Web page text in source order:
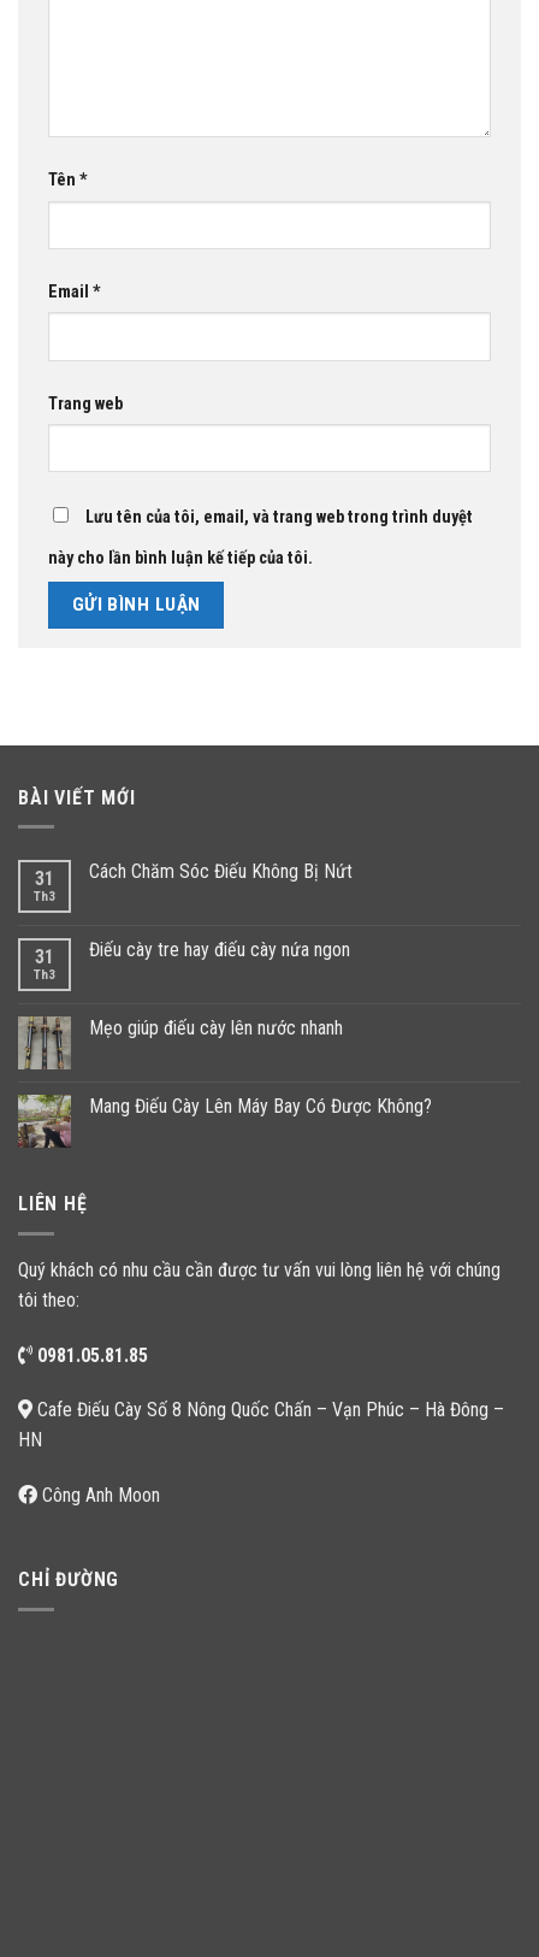
Tên *
Email *
Trang web
Lưu tên của tôi, email, và trang web trong trình duyệt
này cho lần bình luận kế tiếp của tôi.
BÀI VIẾT MỚI
31
Th3
Cách Chăm Sóc Điếu Không Bị Nứt
31
Th3
Điếu cày tre hay điếu cày nứa ngon
Mẹo giúp điếu cày lên nước nhanh
Mang Điếu Cày Lên Máy Bay Có Được Không?
LIÊN HỆ
Quý khách có nhu cầu cần được tư vấn vui lòng liên hệ với chúng
tôi theo:
0981.05.81.85
Cafe Điếu Cày Số 8 Nông Quốc Chấn – Vạn Phúc – Hà Đông –
HN
Công Anh Moon
CHỈ ĐƯỜNG